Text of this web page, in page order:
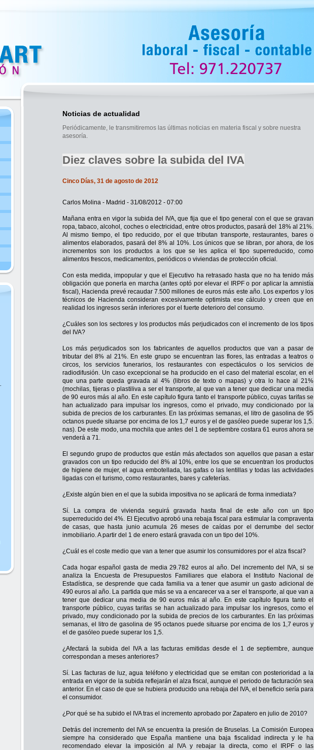
Noticias de actualidad
Periódicamente, le transmitiremos las últimas noticias en materia fiscal y sobre nuestra
asesoría.
Diez claves sobre la subida del IVA
Cinco Días, 31 de agosto de 2012
Carlos Molina - Madrid - 31/08/2012 - 07:00
Mañana entra en vigor la subida del IVA, que fija que el tipo general con el que se gravan
ropa, tabaco, alcohol, coches o electricidad, entre otros productos, pasará del 18% al 21%.
Al mismo tiempo, el tipo reducido,por el que tributan transporte, restaurantes, bares o
alimentos elaborados, pasará del 8% al 10%. Los únicos que se libran, por ahora, de los
incrementos son los productos a los que se les aplica el tipo superreducido, como
alimentos frescos, medicamentos, periódicos o viviendas de protección oficial.
Con esta medida, impopular y que el Ejecutivo ha retrasado hasta que no ha tenido más
obligación que ponerla en marcha (antes optó por elevar el IRPF o por aplicar la amnistía
fiscal), Hacienda prevé recaudar 7.500 millones de euros más este año. Los expertos y los
técnicos de Hacienda consideran excesivamente optimista ese cálculo y creen que en
realidad los ingresos serán inferiores por el fuerte deterioro del consumo.
¿Cuáles son los sectores y los productos más perjudicados con el incremento de los tipos
del IVA?
Los más perjudicados son los fabricantes de aquellos productos que van a pasar de
tributar del 8% al 21%. En este grupo se encuentran las flores, las entradas a teatros o
circos, los servicios funerarios, los restaurantes con espectáculos o los servicios de
radiodifusión. Un caso excepcional se ha producido en el caso del material escolar, en el
que una parte queda gravada al 4% (libros de texto o mapas) y otra lo hace al 21%
(mochilas, tijeras o plastiliva a ser el transporte, al que van a tener que dedicar una media
de 90 euros más al año. En este capítulo figura tanto el transporte público, cuyas tarifas se
han actualizado para impulsar los ingresos, como el privado, muy condicionado por la
subida de precios de los carburantes. En las próximas semanas, el litro de gasolina de 95
octanos puede situarse por encima de los 1,7 euros y el de gasóleo puede superar los 1,5.
nas). De este modo, una mochila que antes del 1 de septiembre costara 61 euros ahora se
venderá a 71.
El segundo grupo de productos que están más afectados son aquellos que pasan a estar
gravados con un tipo reducido del 8% al 10%, entre los que se encuentran los productos
de higiene de mujer, el agua embotellada, las gafas o las lentillas y todas las actividades
ligadas con el turismo, como restaurantes, bares y cafeterías.
¿Existe algún bien en el que la subida impositiva no se aplicará de forma inmediata?
Sí. La compra de vivienda seguirá gravada hasta final de este año con un tipo
superreducido del 4%. El Ejecutivo aprobó una rebaja fiscal para estimular la compraventa
de casas, que hasta junio acumula 26 meses de caídas por el derrumbe del sector
inmobiliario. A partir del 1 de enero estará gravada con un tipo del 10%.
¿Cuál es el coste medio que van a tener que asumir los consumidores por el alza fiscal?
Cada hogar español gasta de media 29.782 euros al año. Del incremento del IVA, si se
analiza la Encuesta de Presupuestos Familiares que elabora el Instituto Nacional de
Estadística, se desprende que cada familia va a tener que asumir un gasto adicional de
490 euros al año. La partida que más se va a encarecer va a ser el transporte, al que van a
tener que dedicar una media de 90 euros más al año. En este capítulo figura tanto el
transporte público, cuyas tarifas se han actualizado para impulsar los ingresos, como el
privado, muy condicionado por la subida de precios de los carburantes. En las próximas
semanas, el litro de gasolina de 95 octanos puede situarse por encima de los 1,7 euros y
el de gasóleo puede superar los 1,5.
¿Afectará la subida del IVA a las facturas emitidas desde el 1 de septiembre, aunque
correspondan a meses anteriores?
Sí. Las facturas de luz, agua teléfono y electricidad que se emitan con posterioridad a la
entrada en vigor de la subida reflejarán el alza fiscal, aunque el periodo de facturación sea
anterior. En el caso de que se hubiera producido una rebaja del IVA, el beneficio sería para
el consumidor.
¿Por qué se ha subido el IVA tras el incremento aprobado por Zapatero en julio de 2010?
Detrás del incremento del IVA se encuentra la presión de Bruselas. La Comisión Europea
siempre ha considerado que España mantiene una baja fiscalidad indirecta y le ha
recomendado elevar la imposición al IVA y rebajar la directa, como el IRPF o las